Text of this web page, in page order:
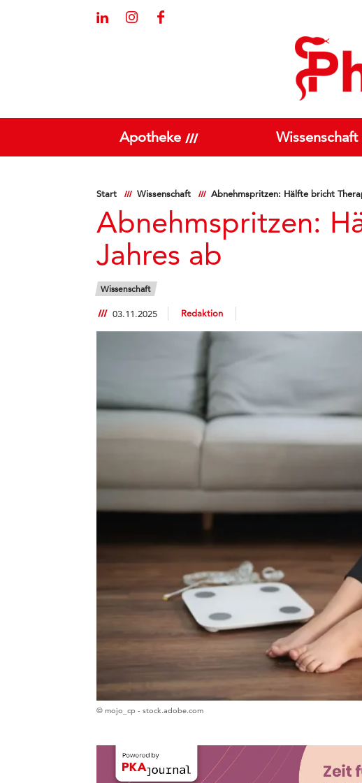
Apotheke Wissenschaft
Start Wissenschaft Abnehmspritzen: Hälfte bricht
Abnehmspritzen:
Jahres ab
Wissenschaft
03.11.2025 Redaktion
© mojo_cp - stock.adobe.com